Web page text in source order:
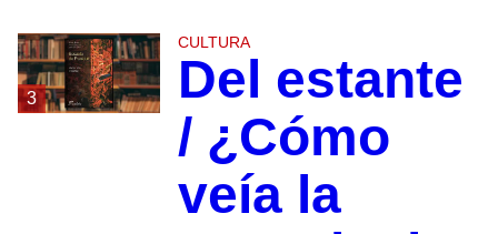
3
CULTURA
Del estante
/ ¿Cómo
veía la